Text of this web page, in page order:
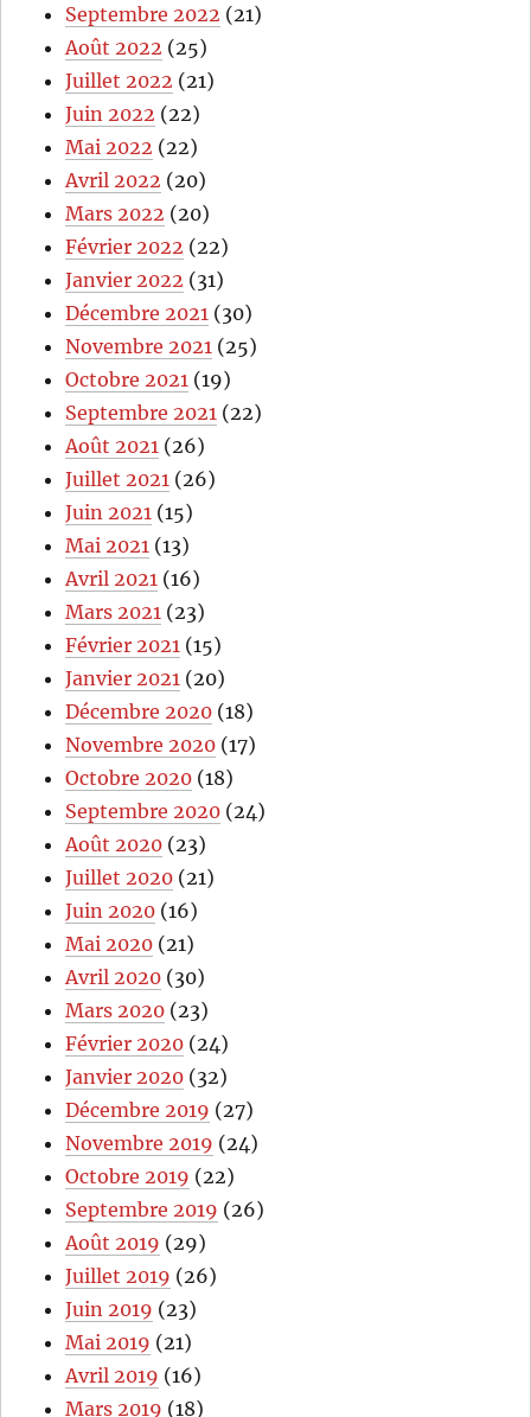
Septembre 2022 (21)
Août 2022 (25)
Juillet 2022 (21)
Juin 2022 (22)
Mai 2022 (22)
Avril 2022 (20)
Mars 2022 (20)
Février 2022 (22)
Janvier 2022 (31)
Décembre 2021 (30)
Novembre 2021 (25)
Octobre 2021 (19)
Septembre 2021 (22)
Août 2021 (26)
Juillet 2021 (26)
Juin 2021 (15)
Mai 2021 (13)
Avril 2021 (16)
Mars 2021 (23)
Février 2021 (15)
Janvier 2021 (20)
Décembre 2020 (18)
Novembre 2020 (17)
Octobre 2020 (18)
Septembre 2020 (24)
Août 2020 (23)
Juillet 2020 (21)
Juin 2020 (16)
Mai 2020 (21)
Avril 2020 (30)
Mars 2020 (23)
Février 2020 (24)
Janvier 2020 (32)
Décembre 2019 (27)
Novembre 2019 (24)
Octobre 2019 (22)
Septembre 2019 (26)
Août 2019 (29)
Juillet 2019 (26)
Juin 2019 (23)
Mai 2019 (21)
Avril 2019 (16)
Mars 2019 (18)